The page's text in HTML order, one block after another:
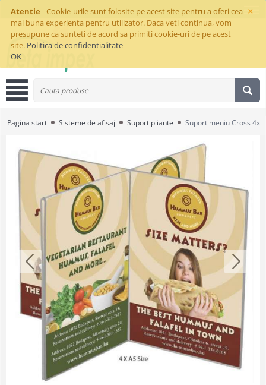
×
Atentie
Cookie-urile sunt folosite pe acest site pentru a oferi cea
mai buna experienta pentru utilizator. Daca veti continua, vom
presupune ca sunteti de acord sa primiti cookie-uri de pe acest
site. Politica de confidentialitate
OK
Pagina start Sisteme de afisaj Suport pliante Suport meniu Cross